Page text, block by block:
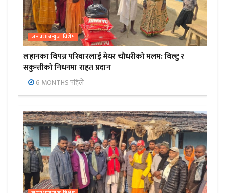
जनप्रभाबन्युज विशेष
लहानका विपन्न परिवारलाई मेयर चौधरीको मलम: विल्टु र
सकुन्तीको निधनमा राहत प्रदान
6 MONTHS पहिले